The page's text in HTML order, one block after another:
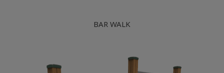
BAR WALK